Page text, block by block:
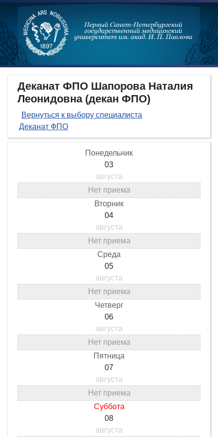
Деканат ФПО Шапорова Наталия
Леонидовна (декан ФПО)
Вернуться к выбору специалиста
Деканат ФПО
Понедельник
03
августа
Нет приема
Вторник
04
августа
Нет приема
Среда
05
августа
Нет приема
Четверг
06
августа
Нет приема
Пятница
07
августа
Нет приема
Суббота
08
августа